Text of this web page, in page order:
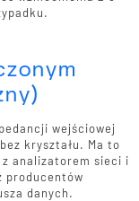
wejściowej
kryształu. Ma to
analizatorem sieci i
producentów
danych.